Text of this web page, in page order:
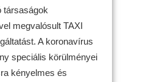
társaságok
megvalósult TAXI
A koronavírus
speciális körülményei
kényelmes és